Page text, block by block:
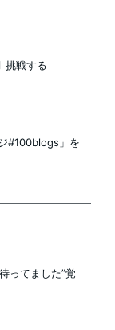
挑戦する
#100blogs」を
ってました”覚